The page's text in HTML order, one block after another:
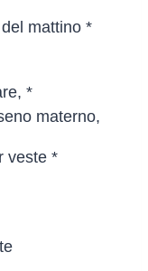
mattino *
*
materno,
veste *